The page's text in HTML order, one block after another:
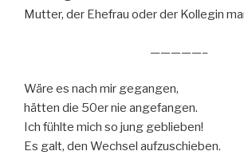
Mutter, der Ehefrau oder der Kollegin
—————–
Wäre es nach mir gegangen,
hätten die 50er nie angefangen.
Ich fühlte mich so jung geblieben!
Es galt, den Wechsel aufzuschieben.